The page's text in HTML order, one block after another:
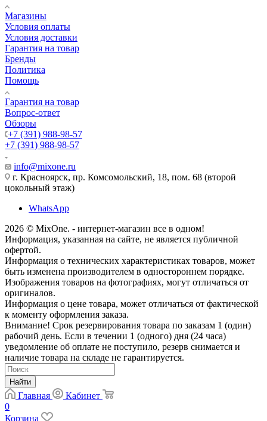
Магазины
Условия оплаты
Условия доставки
Гарантия на товар
Бренды
Политика
Помощь
Гарантия на товар
Вопрос-ответ
Обзоры
+7 (391) 988-98-57
+7 (391) 988-98-57
info@mixone.ru
г. Красноярск, пр. Комсомольский, 18, пом. 68 (второй
цокольный этаж)
WhatsApp
2026 © MixOne. - интернет-магазин все в одном!
Информация, указанная на сайте, не является публичной
офертой.
Информация о технических характеристиках товаров, может
быть изменена производителем в одностороннем порядке.
Изображения товаров на фотографиях, могут отличаться от
оригиналов.
Информация о цене товара, может отличаться от фактической
к моменту оформления заказа.
Внимание! Срок резервирования товара по заказам 1 (один)
рабочий день. Если в течении 1 (одного) дня (24 часа)
уведомление об оплате не поступило, резерв снимается и
наличие товара на складе не гарантируется.
Найти
Главная
Кабинет
0
Корзина